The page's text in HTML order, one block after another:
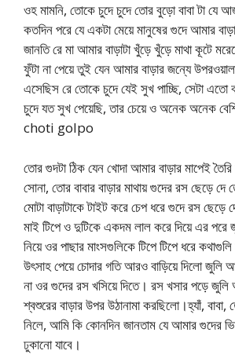
ওহ মামনি, তোকে চুদে চুদে তোর বুড়ো বাবা টা যে
কতদিন পরে যে একটা মেয়ে মানুষের গুদে আমার
জানতি রে মা আমার বাড়াটা খুঁড়ে খুঁড়ে মাথা কূটে
ফুঁটা না পেয়ে তুই যেন আমার বাড়ার জন্যে
এসেছিস রে তোকে চুদে যেই সুখ পাচ্ছি, সেটা এতো
চুদে যত সুখ পেয়েছি, তার চেয়ে ও অনেক অনেক
choti golpo
তোর গুদটা ঠিক যেন খোদা আমার বাড়ার মাপেই
সোনা, তোর বাবার বাড়ার মাথায় গুদের রস ছেড়ে
মোটা বাড়াটাকে টাইট করে চেপ ধরে গুদে রস
মাই টিপে ও দুটিকে একদম লাল করে দিয়ে এর পরে
নিয়ে ওর পাছার মাংসগুলিকে টিপে টিপে ধরে
উৎসাহ পেয়ে চোদার গতি আরও বাড়িয়ে দিলো জুলি
না ওর গুদের রস খসিয়ে দিতে। রস খসার পড়ে জুলি
শ্বশুরের বাড়ার উপর উঠানামা করছিলো।হ্যাঁ, বাবা,
নিলে, আমি কি কোনদিন জানতাম যে আমার গুদের
ঢুকানো যাবে।